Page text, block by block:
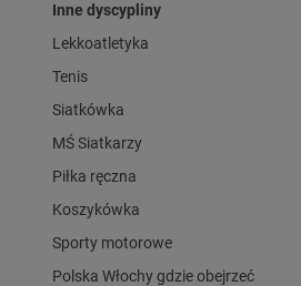
Inne dyscypliny
Lekkoatletyka
Tenis
Siatkówka
MŚ Siatkarzy
Piłka ręczna
Koszykówka
Sporty motorowe
Polska Włochy gdzie obejrzeć